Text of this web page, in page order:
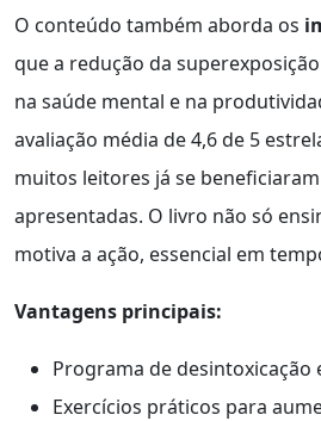
O conteúdo também aborda os
que a redução da
na saúde mental e na
avaliação média de 4,6 de 5
muitos leitores já se
apresentadas. O livro não só
motiva a ação, essencial em
Vantagens principais:
Programa de desintoxicação
Exercícios práticos para